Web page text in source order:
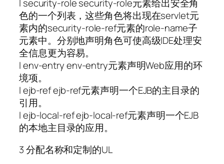
l security-role security-role元素给出安全角
色的一个列表，这些角色将出现在servlet元
素内的security-role-ref元素的role-name子
元素中。分别地声明角色可使高级IDE处理安
全信息更为容易。
l env-entry env-entry元素声明Web应用的环
境项。
l ejb-ref ejb-ref元素声明一个EJB的主目录的
引用。
l ejb-local-ref ejb-local-ref元素声明一个EJB
的本地主目录的应用。
3 分配名称和定制的UL